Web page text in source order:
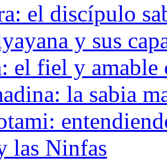
el discípulo
y sus
el fiel y amable
la sabia
las Ninfas